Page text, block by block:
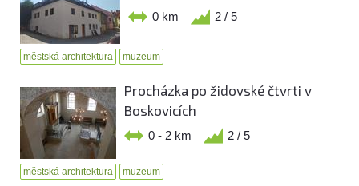
0 km 2 / 5
městská architektura muzeum
Procházka po židovské čtvrti v
Boskovicích
0 - 2 km 2 / 5
městská architektura muzeum